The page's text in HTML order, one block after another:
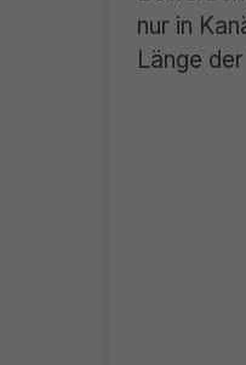
nur in
Länge